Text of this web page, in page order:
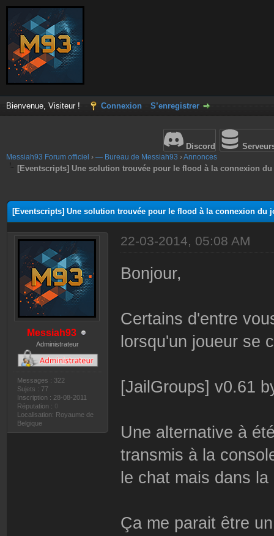
Bienvenue, Visiteur ! Connexion S’enregistrer
Discord
Messiah93 Forum officiel › — Bureau de Messiah93 ›Annonces
[Eventscripts] Une solution trouvée pour le flood à la connexion
[Eventscripts] Une solution trouvée pour le flood à la connexion du
Messiah93
Administrateur
Messages : 322
Sujets : 77
Inscription : 28-08-2011
Réputation :
Localisation: Royaume de
Belgique
22-03-2014, 05:08 AM
Bonjour,
Certains d'entre
lorsqu'un joueur se
[JailGroups] v0.61
Une alternative à
transmis à la
le chat mais dans
Ça me parait être